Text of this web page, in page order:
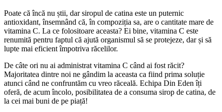
Poate că încă nu știi, dar siropul de catina este un puternic
antioxidant, însemnând că, în compoziția sa, are o cantitate mare de
vitamina C. La ce folositoare aceasta? Ei bine, vitamina C este
renumită pentru faptul că ajută organismul să se protejeze, dar și să
lupte mai eficient împotriva răcelilor.
De câte ori nu ai administrat vitamina C când ai fost răcit?
Majoritatea dintre noi ne gândim la aceasta ca fiind prima soluție
atunci când ne confruntăm cu vreo răceală. Echipa Din Eden îți
oferă, de acum încolo, posibilitatea de a consuma sirop de catina, de
la cei mai buni de pe piață!